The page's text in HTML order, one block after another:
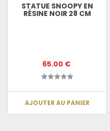
STATUE SNOOPY EN
RÉSINE NOIR 28 CM
65.00 €
AJOUTER AU PANIER